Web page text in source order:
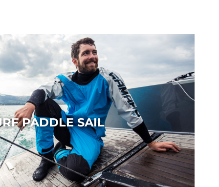
PADDLE SAIL